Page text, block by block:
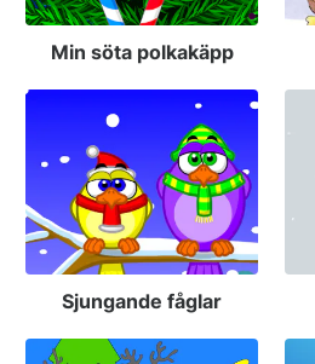
Min söta polkakäpp
Sjungande fåglar